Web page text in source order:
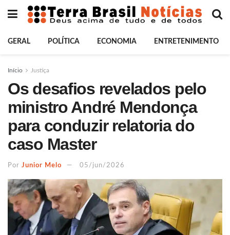
GERAL POLÍTICA ECONOMIA ENTRETENIMENTO
Início Justiça
Os desafios revelados pelo
ministro André Mendonça
para conduzir relatoria do
caso Master
Por Junior Melo 05/jun/2026